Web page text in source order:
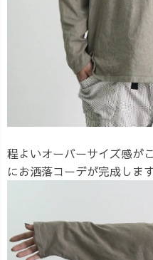
程よいオーバーサイズ感が
にお洒落コーデが完成しま